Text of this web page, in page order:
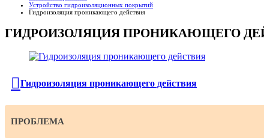
Устройство гидроизоляционных покрытий
Гидроизоляция проникающего действия
ГИДРОИЗОЛЯЦИЯ ПРОНИКАЮЩЕГО
Гидроизоляция проникающего действия
ПРОБЛЕМА